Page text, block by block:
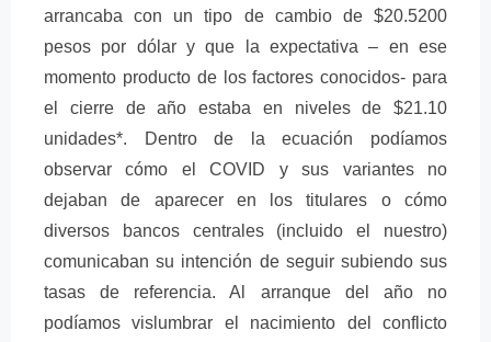
arrancaba con un tipo de cambio de $20.5200
pesos por dólar y que la expectativa – en ese
momento producto de los factores conocidos- para
el cierre de año estaba en niveles de $21.10
unidades*. Dentro de la ecuación podíamos
observar cómo el COVID y sus variantes no
dejaban de aparecer en los titulares o cómo
diversos bancos centrales (incluido el nuestro)
comunicaban su intención de seguir subiendo sus
tasas de referencia. Al arranque del año no
podíamos vislumbrar el nacimiento del conflicto